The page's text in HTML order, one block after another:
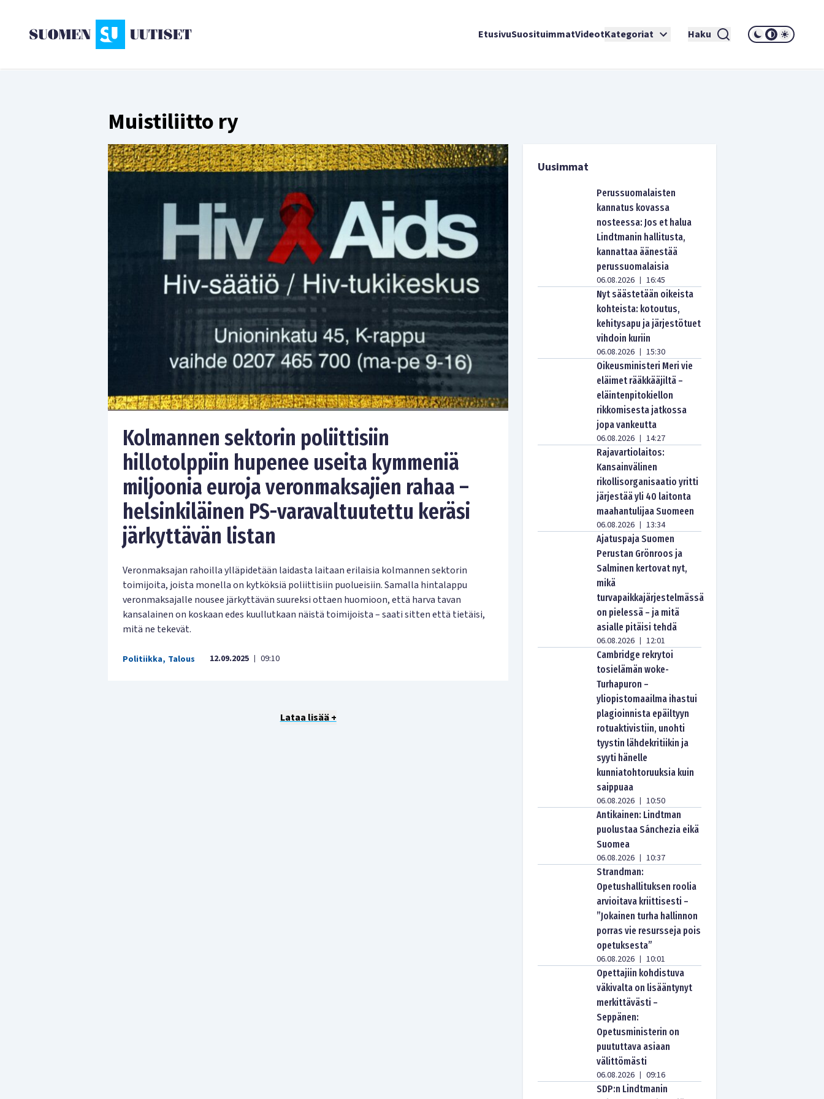
EtusivuSuosituimmatVideotKategoriat Haku
Muistiliitto ry
Kolmannen sektorin poliittisiin
hillotolppiin hupenee useita kymmeniä
miljoonia euroja veronmaksajien rahaa –
helsinkiläinen PS-varavaltuutettu keräsi
järkyttävän listan
Veronmaksajan rahoilla ylläpidetään laidasta laitaan erilaisia kolmannen sektorin
toimijoita, joista monella on kytköksiä poliittisiin puolueisiin. Samalla hintalappu
veronmaksajalle nousee järkyttävän suureksi ottaen huomioon, että harva tavan
kansalainen on koskaan edes kuullutkaan näistä toimijoista – saati sitten että tietäisi,
mitä ne tekevät.
Politiikka, Talous 12.09.2025 | 09:10
Lataa lisää +
Uusimmat
Perussuomalaisten
kannatus kovassa
nosteessa: Jos et halua
Lindtmanin hallitusta,
kannattaa äänestää
perussuomalaisia
06.08.2026 | 16:45
Nyt säästetään oikeista
kohteista: kotoutus,
kehitysapu ja järjestötuet
vihdoin kuriin
06.08.2026 | 15:30
Oikeusministeri Meri vie
eläimet rääkkääjiltä –
eläintenpitokiellon
rikkomisesta jatkossa
jopa vankeutta
06.08.2026 | 14:27
Rajavartiolaitos:
Kansainvälinen
rikollisorganisaatio yritti
järjestää yli 40 laitonta
maahantulijaa Suomeen
06.08.2026 | 13:34
Ajatuspaja Suomen
Perustan Grönroos ja
Salminen kertovat nyt,
mikä
turvapaikkajärjestelmässä
on pielessä – ja mitä
asialle pitäisi tehdä
06.08.2026 | 12:01
Cambridge rekrytoi
tosielämän woke-
Turhapuron –
yliopistomaailma ihastui
plagioinnista epäiltyyn
rotuaktivistiin, unohti
tyystin lähdekritiikin ja
syyti hänelle
kunniatohtoruuksia kuin
saippuaa
06.08.2026 | 10:50
Antikainen: Lindtman
puolustaa Sánchezia eikä
Suomea
06.08.2026 | 10:37
Strandman:
Opetushallituksen roolia
arvioitava kriittisesti –
”Jokainen turha hallinnon
porras vie resursseja pois
opetuksesta”
06.08.2026 | 10:01
Opettajiin kohdistuva
väkivalta on lisääntynyt
merkittävästi –
Seppänen:
Opetusministerin on
puututtava asiaan
välittömästi
06.08.2026 | 09:16
SDP:n Lindtmanin